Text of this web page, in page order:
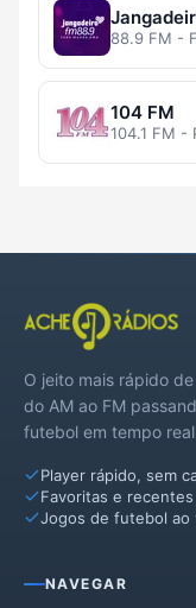
88.9 FM -
104 FM
104.1 FM -
O jeito mais rápido
do AM ao FM
futebol em tempo
Player rápido, sem
Favoritas e
Jogos de futebol ao
NAVEGAR